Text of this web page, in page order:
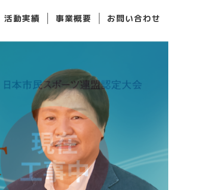
活動実績 事業概要 お問い合わせ